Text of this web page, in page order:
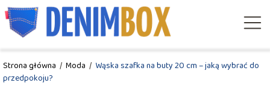
Strona główna / Moda / Wąska szafka na buty 20 cm – jaką wybrać do
przedpokoju?